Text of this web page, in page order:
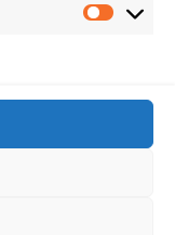
online Registrata
dott.ssa
Recent News